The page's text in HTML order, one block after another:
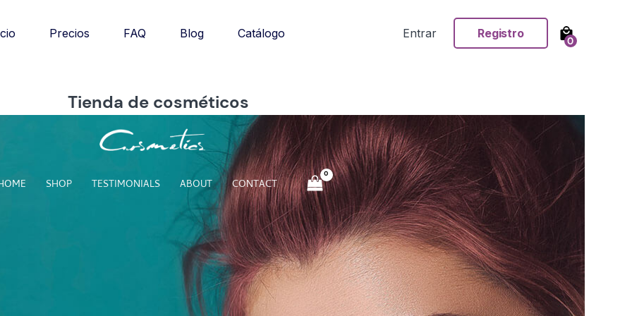
Precios FAQ Blog Catálogo Entrar Registro
0
Tienda de cosméticos